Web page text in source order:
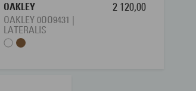
OAKLEY
OAKLEY 0OO9431 |
LATERALIS
2 120,00